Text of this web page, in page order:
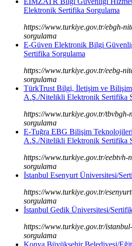
Elektronik Sertifika Sorgulama
https://www.turkiye.gov.tr/ebgh-
sorgulama
E-Güven Elektronik Bilgi
Sertifika Sorgulama
https://www.turkiye.gov.tr/eebg-
sorgulama
TürkTrust Bilgi, İletişim ve
A.Ş./Nitelikli Elektronik Sertifika
https://www.turkiye.gov.tr/
sorgulama
E-Tuğra EBG Bilişim
A.Ş./Nitelikli Elektronik Sertifika
https://www.turkiye.gov.tr/
sorgulama
İstanbul Esenyurt Üniversitesi/
https://www.turkiye.gov.tr/
sorgulama
İstanbul Gedik Üniversitesi/
https://www.turkiye.gov.tr/
sorgulama
Konya Büyükşehir Belediyesi/